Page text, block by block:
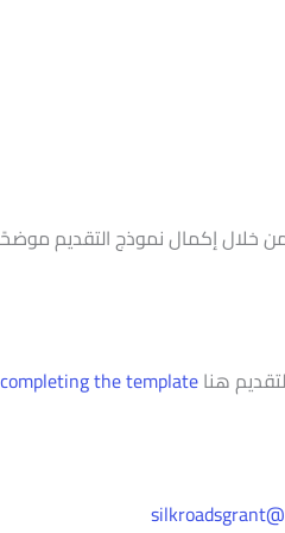
خلال إكمال نموذج التقديم
هناcompleting the template